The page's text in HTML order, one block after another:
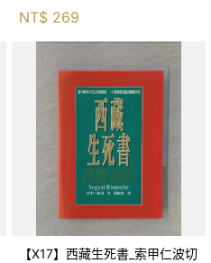
堡, 蕭寶森
NT$ 269
【X17】西藏生死書_索甲仁波切